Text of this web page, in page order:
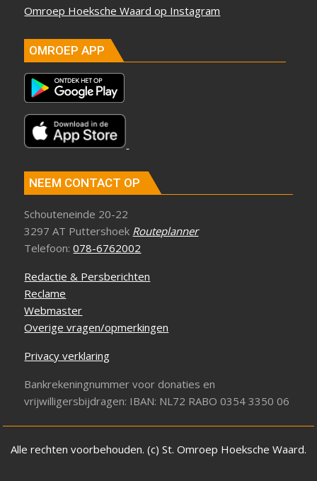
Omroep Hoeksche Waard op Instagram
OMROEP APP
NEEM CONTACT OP
Schouteneinde 20-22
3297 AT Puttershoek Routeplanner
Telefoon:078-6762002
Redactie & Persberichten
Reclame
Webmaster
Overige vragen/opmerkingen
Privacy verklaring
Bankrekeningnummer voor donaties en
vrijwilligersbijdragen: IBAN: NL72 RABO 0354 3350 06
Alle rechten voorbehouden. (c) St. Omroep Hoeksche Waard.